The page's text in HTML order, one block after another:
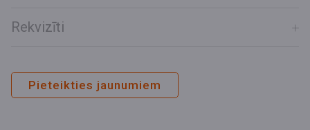
Rekvizīti
Pieteikties jaunumiem